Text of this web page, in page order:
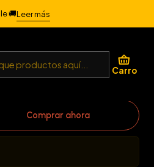
Carro
🚚Leer más
Comprar ahora